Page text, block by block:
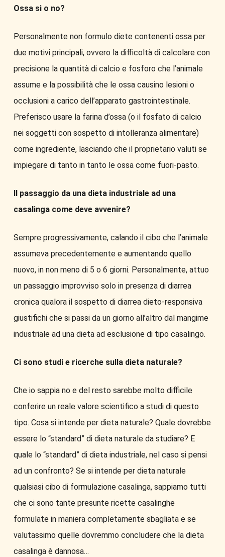
Ossa si o no?
Personalmente non formulo diete contenenti ossa per
due motivi principali, ovvero la difficoltà di calcolare con
precisione la quantità di calcio e fosforo che l’animale
assume e la possibilità che le ossa causino lesioni o
occlusioni a carico dell’apparato gastrointestinale.
Preferisco usare la farina d’ossa (o il fosfato di calcio
nei soggetti con sospetto di intolleranza alimentare)
come ingrediente, lasciando che il proprietario valuti se
impiegare di tanto in tanto le ossa come fuori-pasto.
Il passaggio da una dieta industriale ad una
casalinga come deve avvenire?
Sempre progressivamente, calando il cibo che l’animale
assumeva precedentemente e aumentando quello
nuovo, in non meno di 5 o 6 giorni. Personalmente, attuo
un passaggio improvviso solo in presenza di diarrea
cronica qualora il sospetto di diarrea dieto-responsiva
giustifichi che si passi da un giorno all’altro dal mangime
industriale ad una dieta ad esclusione di tipo casalingo.
Ci sono studi e ricerche sulla dieta naturale?
Che io sappia no e del resto sarebbe molto difficile
conferire un reale valore scientifico a studi di questo
tipo. Cosa si intende per dieta naturale? Quale dovrebbe
essere lo “standard” di dieta naturale da studiare? E
quale lo “standard” di dieta industriale, nel caso si pensi
ad un confronto? Se si intende per dieta naturale
qualsiasi cibo di formulazione casalinga, sappiamo tutti
che ci sono tante presunte ricette casalinghe
formulate in maniera completamente sbagliata e se
valutassimo quelle dovremmo concludere che la dieta
casalinga è dannosa…